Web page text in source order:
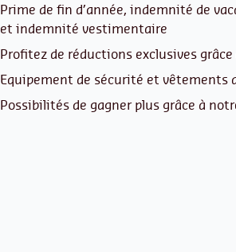
Prime de fin d’année, indemnité de
et indemnité vestimentaire
Profitez de réductions exclusives
Equipement de sécurité et vêtements
Possibilités de gagner plus grâce à